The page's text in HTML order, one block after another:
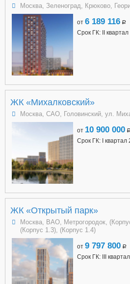
Москва, Зеленоград, Крюково,
от 6 189 116 a
Срок ГК: II квартал
ЖК «Михалковский»
Москва, САО, Головинский, ул.
от 10 900 000
Срок ГК: I квартал
ЖК «Открытый парк»
Москва, ВАО, Метрогородок,
(Корпус 1.3), (Корпус 1.4)
от 9 797 800 a
Срок ГК: III